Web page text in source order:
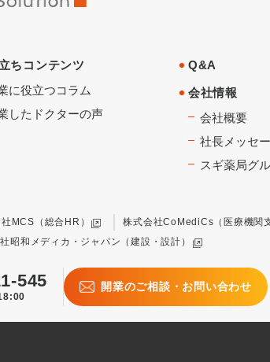
ちコンテンツ
に役立つコラム
したドクターの声
Q&A
会社情報
会社概要
社長メッセ
スギ薬局グ
MCS（総合HR）
株式会社CoMediCs（医療機関
昭和メディカ・ジャパン（建設・設計）
545 開業のご相談・お問い合わせ